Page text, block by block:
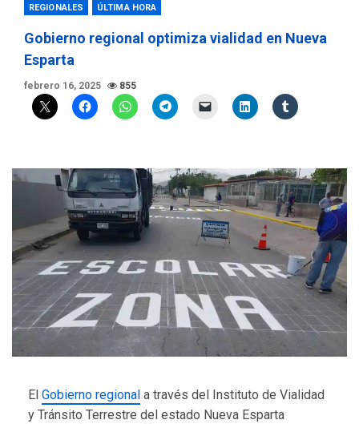
REGIONALES ÚLTIMA HORA
Gobierno regional optimiza vialidad en Nueva
Esparta
febrero 16, 2025 855
El Gobierno regional a través del Instituto de Vialidad
y Tránsito Terrestre del estado Nueva Esparta